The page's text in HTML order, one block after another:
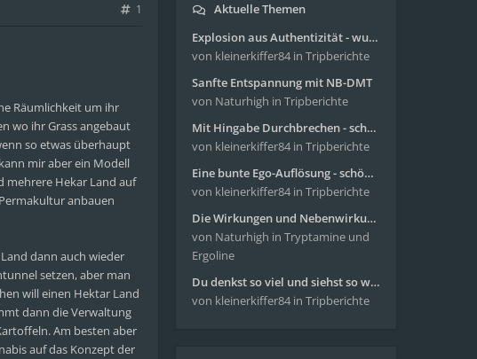
1
Räumlichkeit um ihr
wo ihr Grass angebaut
so etwas überhaupt
mir aber ein Modell
mehrere Hekar Land auf
anbauen
dann auch wieder
setzen, aber man
will einen Hektar Land
dann die Verwaltung
Am besten aber
auf das Konzept der
Aktuelle Themen
Explosion aus Authentizität - wunderbare Reise mit 4g Pilze
von kleinerkiffer84 in Tripberichte
Sanfte Entspannung mit NB-DMT
von Naturhigh in Tripberichte
Mit Hingabe Durchbrechen - schöne Reise mit 4g Pilze
von kleinerkiffer84 in Tripberichte
Eine bunte Ego-Auflösung - schöne Reise mit 4-AcO-DMT
von kleinerkiffer84 in Tripberichte
Die Wirkungen und Nebenwirkungen von LSD
von Naturhigh in Tryptamine und
Ergoline
Du denkst so viel und siehst so wenig - wunderbare Reise mit 4g Pilze
von kleinerkiffer84 in Tripberichte